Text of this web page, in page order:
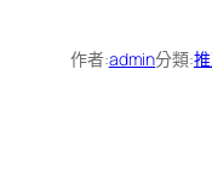
作者:admin分類: